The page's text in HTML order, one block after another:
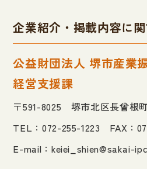
企業紹介・掲載内容に
公益財団法人 堺市産業
経営支援課
〒591-8025 堺市北区長曾根
TEL：072-255-1223 FAX：
E-mail： keiei_shien@sakai-